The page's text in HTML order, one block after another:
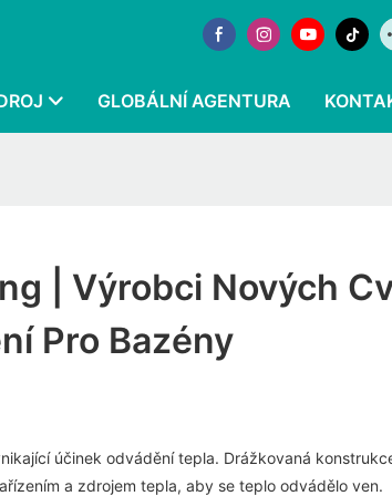
GLOBÁLNÍ AGENTURA
| Výrobci Nových
Pro Bazény
účinek odvádění tepla. Drážkovaná
a zdrojem tepla, aby se teplo odvádělo ven.